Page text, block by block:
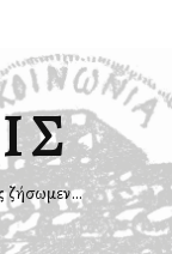
ζήσωμεν…